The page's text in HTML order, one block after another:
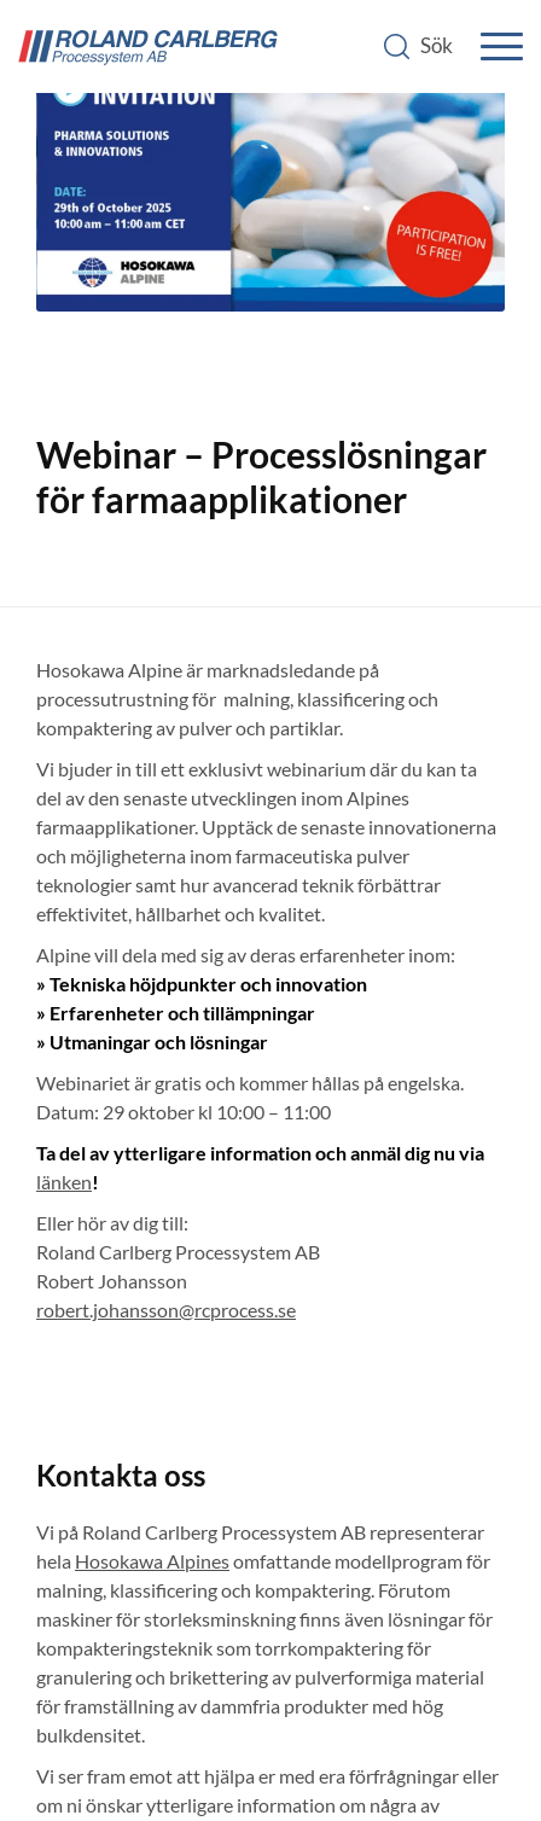
Webinar – Processlösningar
för farmaapplikationer
Hosokawa Alpine är marknadsledande på
processutrustning för malning, klassificering och
kompaktering av pulver och partiklar.
Vi bjuder in till ett exklusivt webinarium där du kan ta
del av den senaste utvecklingen inom Alpines
farmaapplikationer. Upptäck de senaste innovationerna
och möjligheterna inom farmaceutiska pulver
teknologier samt hur avancerad teknik förbättrar
effektivitet, hållbarhet och kvalitet.
Alpine vill dela med sig ​​av deras erfarenheter inom:
» Tekniska höjdpunkter och innovation
» Erfarenheter och tillämpningar
» Utmaningar och lösningar
Webinariet är gratis och kommer hållas på engelska.
Datum: 29 oktober kl 10:00 – 11:00
Ta del av ytterligare information och anmäl dig nu via
länken!
Eller hör av dig till:
Roland Carlberg Processystem AB
Robert Johansson
robert.johansson@rcprocess.se
Kontakta oss
Vi på Roland Carlberg Processystem AB representerar
hela Hosokawa Alpinesomfattande modellprogram för
malning, klassificering och kompaktering. Förutom
maskiner för storleksminskning finns även lösningar för
kompakteringsteknik som torrkompaktering för
granulering och brikettering av pulverformiga material
för framställning av dammfria produkter med hög
bulkdensitet.
Vi ser fram emot att hjälpa er med era förfrågningar eller
om ni önskar ytterligare information om några av